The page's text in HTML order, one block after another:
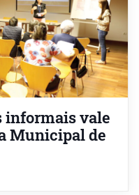
informais vale
Municipal de